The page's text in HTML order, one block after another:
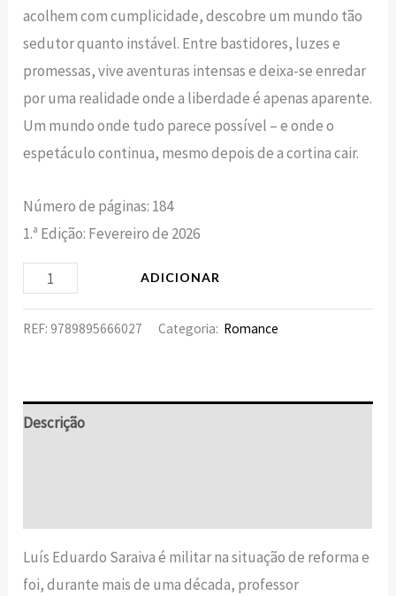
acolhem com cumplicidade, descobre um mundo tão
sedutor quanto instável. Entre bastidores, luzes e
promessas, vive aventuras intensas e deixa-se enredar
por uma realidade onde a liberdade é apenas aparente.
Um mundo onde tudo parece possível – e onde o
espetáculo continua, mesmo depois de a cortina cair.
Número de páginas: 184
1.ª Edição: Fevereiro de 2026
ADICIONAR
REF:9789895666027 Categoria: Romance
Descrição
Luís Eduardo Saraiva é militar na situação de reforma e
foi, durante mais de uma década, professor